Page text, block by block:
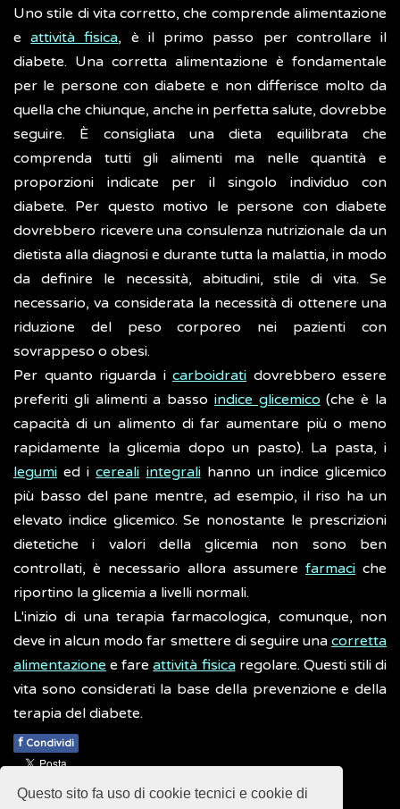
Questo sito fa uso di cookie tecnici e cookie di
Uno stile di vita corretto, che comprende alimentazione
eattività fisica, è il primo passo per controllare il
diabete. Una corretta alimentazione è fondamentale
per le persone con diabete e non differisce molto da
quella che chiunque, anche in perfetta salute, dovrebbe
seguire. È consigliata una dieta equilibrata che
comprenda tutti gli alimenti ma nelle quantità e
proporzioni indicate per il singolo individuo con
diabete. Per questo motivo le persone con diabete
dovrebbero ricevere una consulenza nutrizionale da un
dietista alla diagnosi e durante tutta la malattia, in modo
da definire le necessità, abitudini, stile di vita. Se
necessario, va considerata la necessità di ottenere una
riduzione del peso corporeo nei pazienti con
sovrappeso o obesi.
Per quanto riguarda i carboidrati dovrebbero essere
preferiti gli alimenti a basso indice glicemico (che è la
capacità di un alimento di far aumentare più o meno
rapidamente la glicemia dopo un pasto). La pasta, i
legumi ed icereali integralihanno un indice glicemico
più basso del pane mentre, ad esempio, il riso ha un
elevato indice glicemico. Se nonostante le prescrizioni
dietetiche i valori della glicemia non sono ben
controllati, è necessario allora assumere farmaci che
riportino la glicemia a livelli normali.
L'inizio di una terapia farmacologica, comunque, non
deve in alcun modo far smettere di seguire una corretta
alimentazione e fareattività fisicaregolare. Questi stili di
vita sono considerati la base della prevenzione e della
terapia del diabete.
f Condividi
Pubblicato: 28 Febbraio 2018
- Ultimo aggiornamento: 03 Marzo 2022